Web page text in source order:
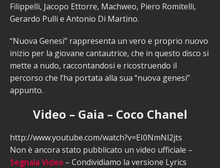
Filippelli, Jacopo Ettorre, Machweo, Piero Romitelli,
Gerardo Pulli e Antonio Di Martino.
“Nuova Genesi” rappresenta un vero e proprio nuovo
inizio per la giovane cantautrice, che in questo disco si
mette a nudo, raccontandosi e ricostruendo il
percorso che l’ha portata alla sua “nuova genesi”
appunto.
Video – Gaia – Coco Chanel
http://www.youtube.com/watch?v=EI0NmNl2jts
Non è ancora stato pubblicato un video ufficiale –
Segnala Video – Condividiamo la versione Lyrics